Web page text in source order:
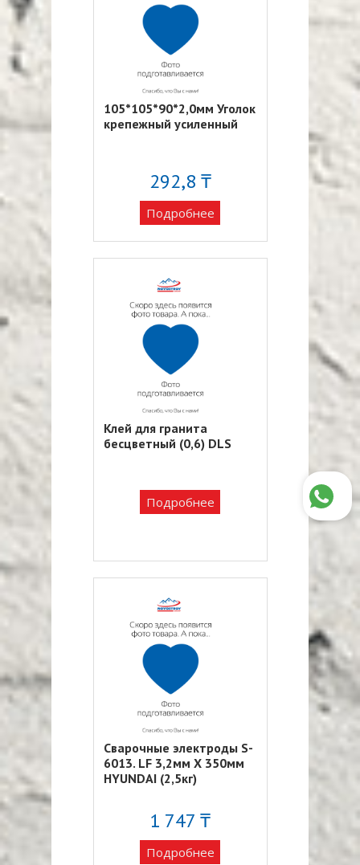
105*105*90*2,0мм Уголок
крепежный усиленный
292,8 ₸
Подробнее
Клей для гранита
бесцветный (0,6) DLS
Подробнее
Сварочные электроды S-
6013. LF 3,2мм Х 350мм
HYUNDAI (2,5кг)
1 747 ₸
Подробнее